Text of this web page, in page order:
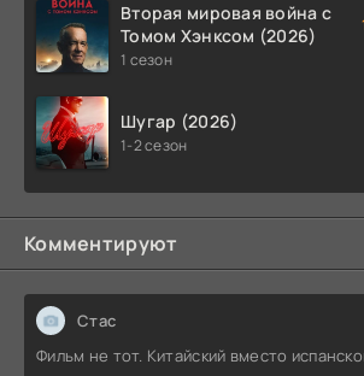
Вторая мировая война с
Томом Хэнксом (2026)
1 сезон
Шугар (2026)
1-2 сезон
Комментируют
Стас
Фильм не тот. Китайский вместо